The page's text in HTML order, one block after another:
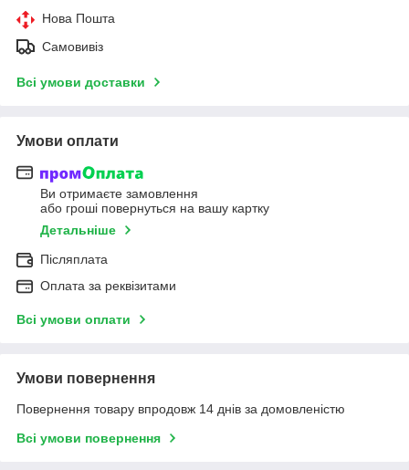
Нова Пошта
Самовивіз
Всі умови доставки
Умови оплати
Ви отримаєте замовлення
або гроші повернуться на вашу картку
Детальніше
Післяплата
Оплата за реквізитами
Всі умови оплати
Умови повернення
Повернення товару впродовж 14 днів за домовленістю
Всі умови повернення